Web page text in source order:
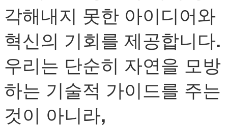
각해내지 못한 아이디어와
혁신의 기회를 제공합니다.
우리는 단순히 자연을 모방
하는 기술적 가이드를 주는
것이 아니라,